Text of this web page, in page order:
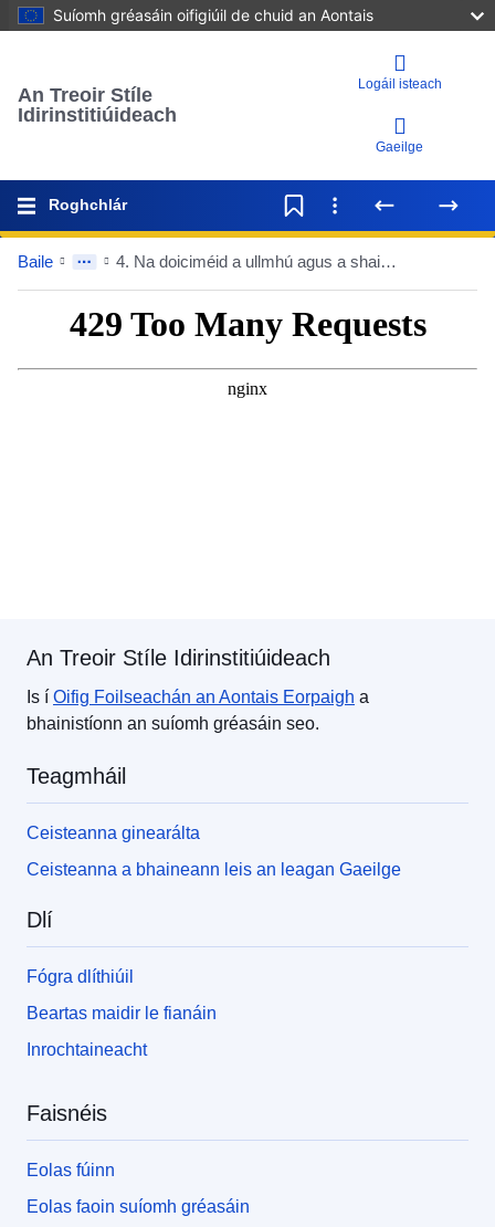
Suíomh gréasáin oifigiúil de chuid an Aontais
An Treoir Stíle
Idirinstitiúideach
Logáil isteach
Gaeilge
Roghchlár
Baile 4. Na doiciméid a ullmhú agus a shainaithint
An Treoir Stíle Idirinstitiúideach
Is í Oifig Foilseachán an Aontais Eorpaigh a
bhainistíonn an suíomh gréasáin seo.
Teagmháil
Ceisteanna ginearálta
Ceisteanna a bhaineann leis an leagan Gaeilge
Dlí
Fógra dlíthiúil
Beartas maidir le fianáin
Inrochtaineacht
Faisnéis
Eolas fúinn
Eolas faoin suíomh gréasáin